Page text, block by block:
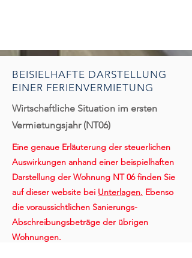
BEISIELHAFTE DARSTELLUNG
EINER FERIENVERMIETUNG
Wirtschaftliche Situation im ersten
Vermietungsjahr (NT06)
Eine genaue Erläuterung der steuerlichen
Auswirkungen anhand einer beispielhaften
Darstellung der Wohnung NT 06 finden Sie
auf dieser website bei Unterlagen. Ebenso
die voraussichtlichen Sanierungs-
Abschreibungsbeträge der übrigen
Wohnungen.